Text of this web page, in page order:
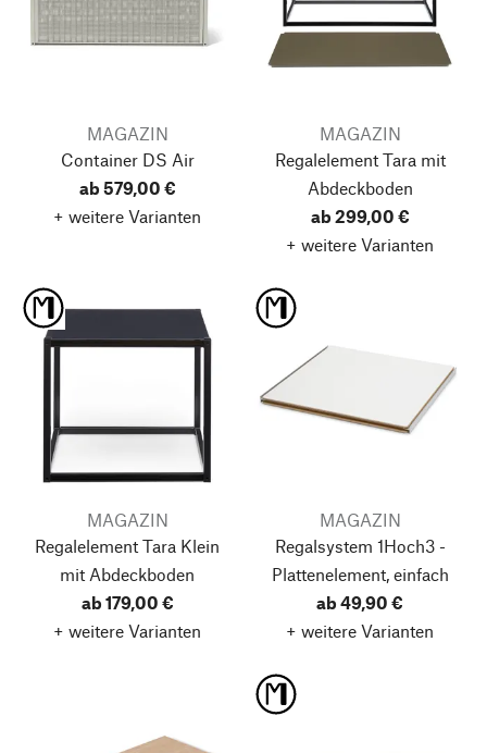
MAGAZIN
Container DS Air
ab 579,00 €
+ weitere Varianten
MAGAZIN
Regalelement Taramit
Abdeckboden
ab 299,00 €
+ weitere Varianten
MAGAZIN
Regalelement Tara Klein
mit Abdeckboden
ab 179,00 €
+ weitere Varianten
MAGAZIN
Regalsystem 1Hoch3 -
Plattenelement, einfach
ab 49,90 €
+ weitere Varianten